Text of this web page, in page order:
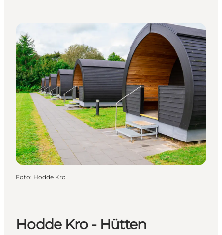
Foto: Hodde Kro
Hodde Kro - Hütten